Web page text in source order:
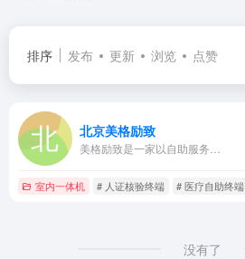
排序 发布 更新 浏览 点赞
北京美格励致
美格励致是一家以自助服务…
室内一体机 # 人证核验终端 # 医疗自助终端
没有了